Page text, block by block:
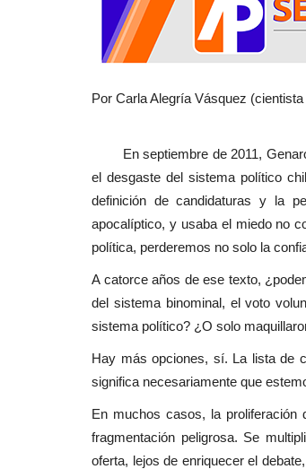
Por Carla Alegría Vásquez
En septiembre de 2011, Genaro
el desgaste del sistema político
definición de candidaturas y la
apocalíptico, y usaba el miedo no
política, perderemos no solo la
A catorce años de ese texto,
del sistema binominal, el voto
sistema político? ¿O solo
Hay más opciones, sí. La lista de
significa necesariamente que
En muchos casos, la proliferación
fragmentación peligrosa. Se
oferta, lejos de enriquecer el
Crónica
Docentes del SLEP
fortalecen uso de
Editora Agosto 5, 2026 78
La iniciativa reunió a
Bicentenario de Cauquenes...